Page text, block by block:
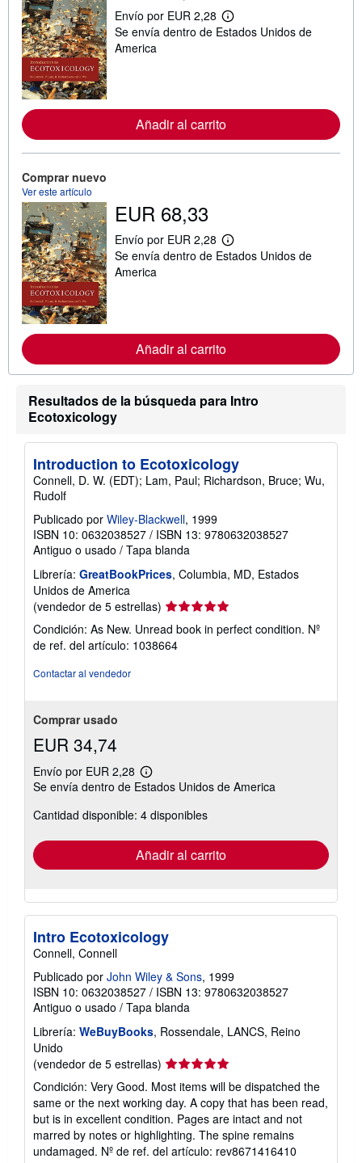
Envío por EUR 2,28
M
á
c
i
e
l
a
f
d
e
n
o
Se envía dentro de Estados Unidos de
America
Añadir al carrito
Comprar nuevo
Ver este artículo
EUR 68,33
Envío por EUR 2,28
M
á
c
i
n
e
l
a
r
e
n
Se envía dentro de Estados Unidos de
America
Añadir al carrito
Resultados de la búsqueda para Intro
Ecotoxicology
Introduction to Ecotoxicology
Connell, D. W. (EDT); Lam, Paul; Richardson, Bruce; Wu,
Rudolf
Publicado por Wiley-Blackwell, 1999
ISBN 10: 0632038527 / ISBN 13: 9780632038527
Antiguo o usado / Tapa blanda
Librería: GreatBookPrices, Columbia, MD, Estados
Unidos de America
(vendedor de 5 estrellas) Calificación
del
vendedor:
5
Condición: As New. Unread book in perfect condition. Nº
de ref. del artículo: 1038664
Contactar al vendedor
Comprar usado
EUR 34,74
Envío por EUR 2,28
Más
información
las
tarifas
envío
Se envía dentro de Estados Unidos de America
Cantidad disponible: 4 disponibles
Añadir al carrito
Intro Ecotoxicology
Connell, Connell
Publicado por John Wiley & Sons, 1999
ISBN 10: 0632038527 / ISBN 13: 9780632038527
Antiguo o usado / Tapa blanda
Librería: WeBuyBooks, Rossendale, LANCS, Reino
Unido
(vendedor de 5 estrellas) Calificación
del
vendedor:
5
de
5
Condición: Very Good. Most items will be dispatched the
same or the next working day. A copy that has been read,
but is in excellent condition. Pages are intact and not
marred by notes or highlighting. The spine remains
undamaged. Nº de ref. del artículo: rev8671416410